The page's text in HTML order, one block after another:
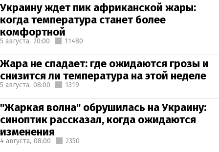
Украину ждет пик африканской жары:
когда температура станет более
комфортной
5 августа, 20:00 11480
Жара не спадает: где ожидаются грозы и
снизится ли температура на этой неделе
5 августа, 08:00 1319
"Жаркая волна" обрушилась на Украину:
синоптик рассказал, когда ожидаются
изменения
4 августа, 08:00 2350